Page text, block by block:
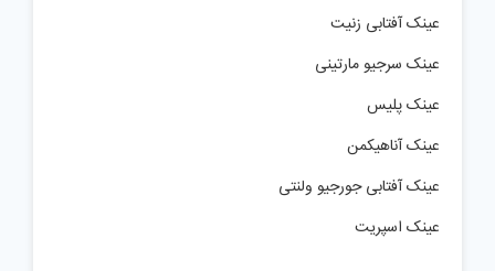
عینک آفتابی زنیت
عینک سرجیو مارتینی
عینک پلیس
عینک آناهیکمن
عینک آفتابی جورجیو ولنتی
عینک اسپریت